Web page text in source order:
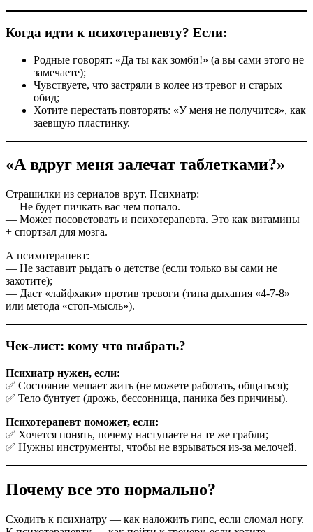
Когда идти к психотерапевту? Если:
Родные говорят: «Да ты как зомби!» (а вы сами этого не
замечаете);
Чувствуете, что застряли в колее из тревог и старых
обид;
Хотите перестать повторять: «У меня не получится», как
заевшую пластинку.
«А вдруг меня залечат таблетками?»
Страшилки из сериалов врут. Психиатр:
— Не будет пичкать вас чем попало.
— Может посоветовать и психотерапевта. Это как витамины
+ спортзал для мозга.
А психотерапевт:
— Не заставит рыдать о детстве (если только вы сами не
захотите);
— Даст «лайфхаки» против тревоги (типа дыхания «4-7-8»
или метода «стоп-мысль»).
Чек-лист: кому что выбрать?
Психиатр нужен, если:
✅ Состояние мешает жить (не можете работать, общаться);
✅ Тело бунтует (дрожь, бессонница, паника без причины).
Психотерапевт поможет, если:
✅ Хочется понять, почему наступаете на те же грабли;
✅ Нужны инструменты, чтобы не взрываться из-за мелочей.
Почему все это нормально?
Сходить к психиатру — как наложить гипс, если сломал ногу.